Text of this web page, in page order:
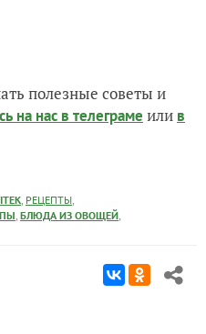
полезные советы и
на нас в телеграме или в
, РЕЦЕПТЫ,
, БЛЮДА ИЗ ОВОЩЕЙ,